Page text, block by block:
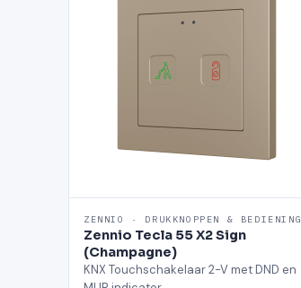
ZENNIO · DRUKKNOPPEN & BEDIENING
Zennio Tecla 55 X2 Sign
(Champagne)
KNX Touchschakelaar 2-V met DND en